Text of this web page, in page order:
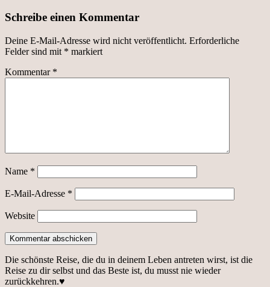
Schreibe einen Kommentar
Deine E-Mail-Adresse wird nicht veröffentlicht. Erforderliche
Felder sind mit * markiert
Kommentar *
Name *
E-Mail-Adresse *
Website
Die schönste Reise, die du in deinem Leben antreten wirst, ist die
Reise zu dir selbst und das Beste ist, du musst nie wieder
zurückkehren.♥